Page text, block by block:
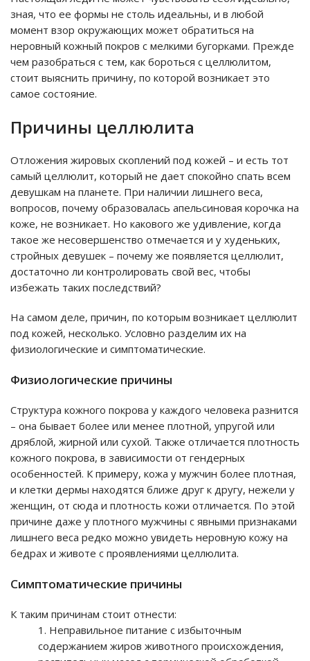
зная, что ее формы не столь идеальны, и в любой
момент взор окружающих может обратиться на
неровный кожный покров с мелкими бугорками. Прежде
чем разобраться с тем, как бороться с целлюлитом,
стоит выяснить причину, по которой возникает это
самое состояние.
Причины целлюлита
Отложения жировых скоплений под кожей – и есть тот
самый целлюлит, который не дает спокойно спать всем
девушкам на планете. При наличии лишнего веса,
вопросов, почему образовалась апельсиновая корочка на
коже, не возникает. Но какового же удивление, когда
такое же несовершенство отмечается и у худеньких,
стройных девушек – почему же появляется целлюлит,
достаточно ли контролировать свой вес, чтобы
избежать таких последствий?
На самом деле, причин, по которым возникает целлюлит
под кожей, несколько. Условно разделим их на
физиологические и симптоматические.
Физиологические причины
Структура кожного покрова у каждого человека разнится
– она бывает более или менее плотной, упругой или
дряблой, жирной или сухой. Также отличается плотность
кожного покрова, в зависимости от гендерных
особенностей. К примеру, кожа у мужчин более плотная,
и клетки дермы находятся ближе друг к другу, нежели у
женщин, от сюда и плотность кожи отличается. По этой
причине даже у плотного мужчины с явными признаками
лишнего веса редко можно увидеть неровную кожу на
бедрах и животе с проявлениями целлюлита.
Симптоматические причины
К таким причинам стоит отнести:
Неправильное питание с избыточным
содержанием жиров животного происхождения,